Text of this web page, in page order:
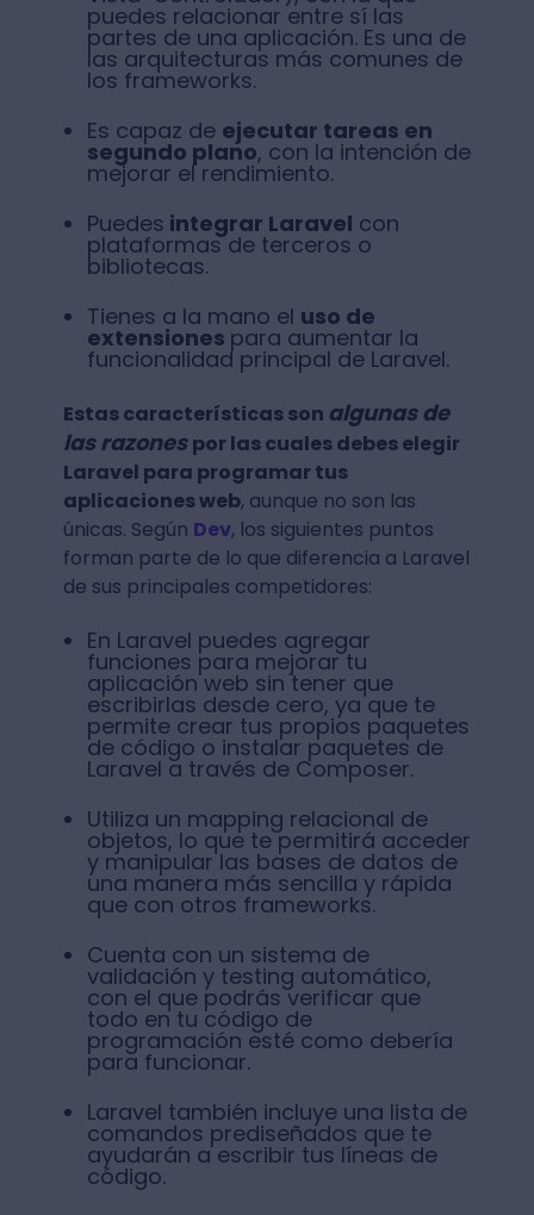
puedes relacionar entre sí las
partes de una aplicación. Es una de
las arquitecturas más comunes de
los frameworks.
Es capaz de ejecutar tareas en
segundo plano, con la intención de
mejorar el rendimiento.
Puedes integrar Laravel con
plataformas de terceros o
bibliotecas.
Tienes a la mano el uso de
extensiones para aumentar la
funcionalidad principal de Laravel.
Estas características son algunas de
las razonespor las cuales debes elegir
Laravel para programar tus
aplicaciones web, aunque no son las
únicas. Según Dev, los siguientes puntos
forman parte de lo que diferencia a Laravel
de sus principales competidores:
En Laravel puedes agregar
funciones para mejorar tu
aplicación web sin tener que
escribirlas desde cero, ya que te
permite crear tus propios paquetes
de código o instalar paquetes de
Laravel a través de Composer.
Utiliza un mapping relacional de
objetos, lo que te permitirá acceder
y manipular las bases de datos de
una manera más sencilla y rápida
que con otros frameworks.
Cuenta con un sistema de
validación y testing automático,
con el que podrás verificar que
todo en tu código de
programación esté como debería
para funcionar.
Laravel también incluye una lista de
comandos prediseñados que te
ayudarán a escribir tus líneas de
código.